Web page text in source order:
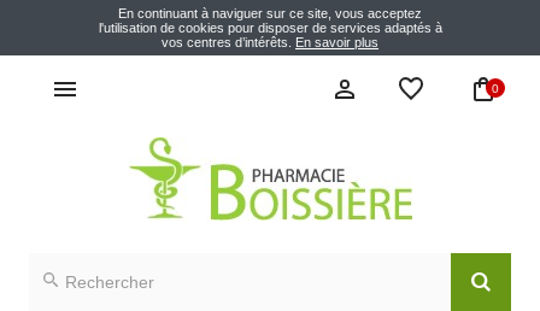
En continuant à naviguer sur ce site, vous acceptez
l'utilisation de cookies pour disposer de services adaptés à
vos centres d’intérêts. En savoir plus
0